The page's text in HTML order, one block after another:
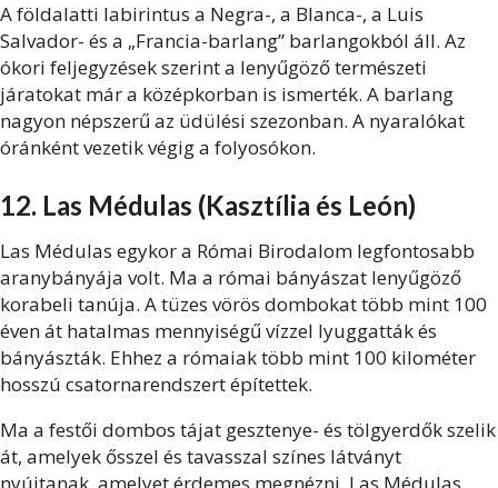
A földalatti labirintus a Negra-, a Blanca-, a Luis
Salvador- és a „Francia-barlang” barlangokból áll. Az
ókori feljegyzések szerint a lenyűgöző természeti
járatokat már a középkorban is ismerték. A barlang
nagyon népszerű az üdülési szezonban. A nyaralókat
óránként vezetik végig a folyosókon.
12. Las Médulas (Kasztília és León)
Las Médulas egykor a Római Birodalom legfontosabb
aranybányája volt. Ma a római bányászat lenyűgöző
korabeli tanúja. A tüzes vörös dombokat több mint 100
éven át hatalmas mennyiségű vízzel lyuggatták és
bányászták. Ehhez a rómaiak több mint 100 kilométer
hosszú csatornarendszert építettek.
Ma a festői dombos tájat gesztenye- és tölgyerdők szelik
át, amelyek ősszel és tavasszal színes látványt
nyújtanak, amelyet érdemes megnézni. Las Médulas